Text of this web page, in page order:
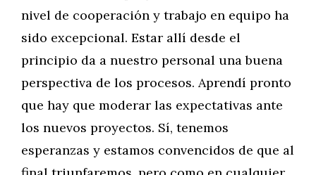
nivel de cooperación y trabajo en equipo ha
sido excepcional. Estar allí desde el
principio da a nuestro personal una buena
perspectiva de los procesos. Aprendí pronto
que hay que moderar las expectativas ante
los nuevos proyectos. Sí, tenemos
esperanzas y estamos convencidos de que al